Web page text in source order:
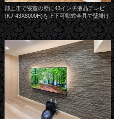
郡上市で寝室の壁に43インチ液晶テレビ
(KJ-43X8000H)を上下可動式金具で壁掛け